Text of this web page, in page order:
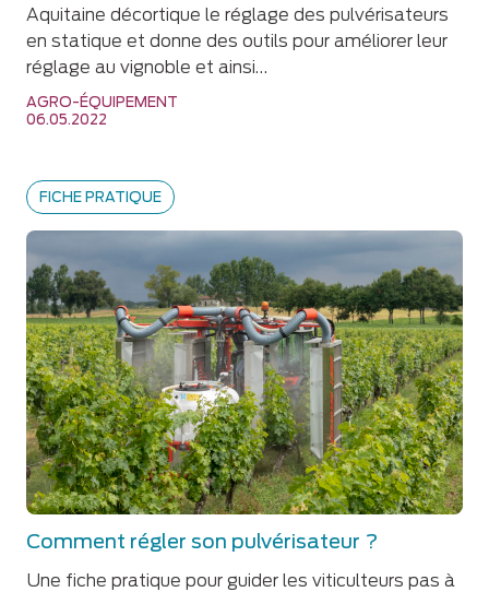
AGRO-ÉQUIPEMENT
06.05.2022
Aquitaine décortique le réglage des pulvérisateurs
en statique et donne des outils pour améliorer leur
réglage au vignoble et ainsi…
Comment régler son pulvérisateur ?
FICHE PRATIQUE
Une fiche pratique pour guider les viticulteurs pas à